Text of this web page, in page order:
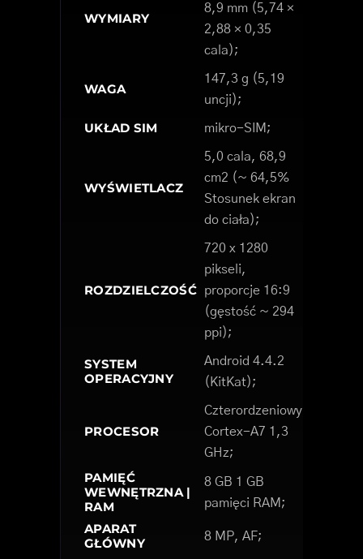
WYMIARY
8,9 mm (5,74 ×
2,88 × 0,35
cala);
WAGA
147,3 g (5,19
uncji);
UKŁAD SIM mikro-SIM;
WYŚWIETLACZ
5,0 cala, 68,9
cm2 (~ 64,5%
Stosunek ekran
do ciała);
ROZDZIELCZOŚĆ
720 x 1280
pikseli,
proporcje 16:9
(gęstość ~ 294
ppi);
SYSTEM
OPERACYJNY
Android 4.4.2
(KitKat);
PROCESOR
Czterordzeniowy
Cortex-A7 1,3
GHz;
PAMIĘĆ
WEWNĘTRZNA |
RAM
8 GB 1 GB
pamięci RAM;
APARAT
GŁÓWNY
8 MP, AF;